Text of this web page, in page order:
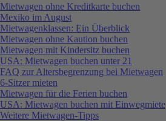
Mietwagen ohne Kreditkarte buchen
Mexiko im August
Mietwagenklassen: Ein Überblick
Mietwagen ohne Kaution buchen
Mietwagen mit Kindersitz buchen
USA: Mietwagen buchen unter 21
FAQ zur Altersbegrenzung bei Mietwagen
6-Sitzer mieten
Mietwagen für die Ferien buchen
USA: Mietwagen buchen mit Einwegmiete
Weitere Mietwagen-Tipps